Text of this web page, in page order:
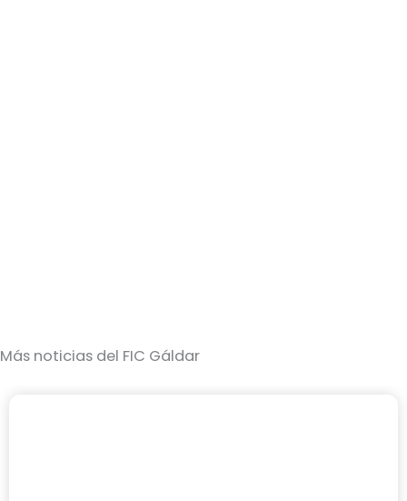
Más noticias del FIC Gáldar